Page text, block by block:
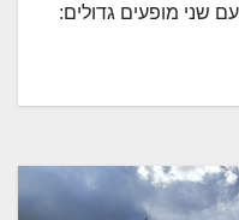
שני מופעים גדולים: